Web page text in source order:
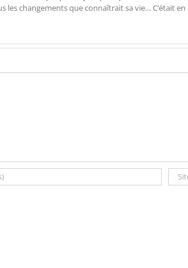
changements que connaîtrait sa vie… C‘était en